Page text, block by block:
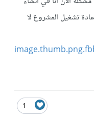
تشغيل المشروع لا
1